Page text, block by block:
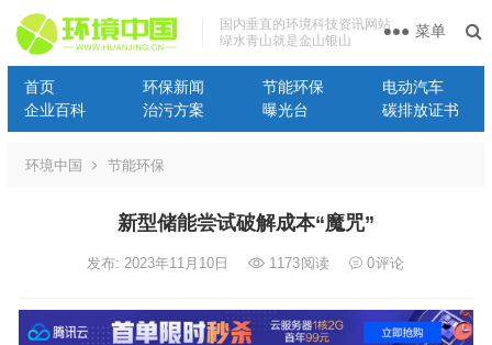
国内垂直的环境科技资讯网站
绿水青山就是金山银山
首页 环保新闻 节能环保
电动汽车
企业百科
治污方案 曝光台 碳排放证书
菜单
环境中国 节能环保
新型储能尝试破解成本“魔咒”
发布: 2023年11月10日 1173阅读 0评论